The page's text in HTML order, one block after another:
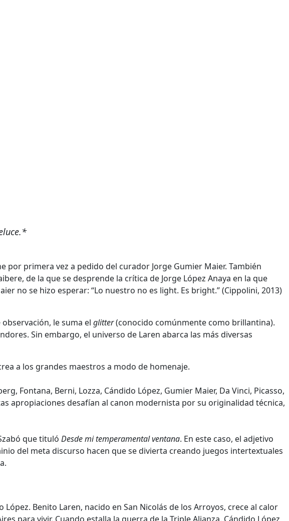
primera vez a pedido del curador Jorge Gumier Maier. También
de la que se desprende la crítica de Jorge López Anaya en la que
no se hizo esperar: “Lo nuestro no es light. Es bright.” (Cippolini, 2013)
le suma el glitter(conocido comúnmente como brillantina).
Sin embargo, el universo de Laren abarca las más diversas
a los grandes maestros a modo de homenaje.
Fontana, Berni, Lozza, Cándido López, Gumier Maier, Da Vinci, Picasso,
apropiaciones desafían al canon modernista por su originalidad técnica,
que tituló Desde mi temperamental ventana. En este caso, el adjetivo
del meta discurso hacen que se divierta creando juegos intertextuales
Benito Laren, nacido en San Nicolás de los Arroyos, crece al calor